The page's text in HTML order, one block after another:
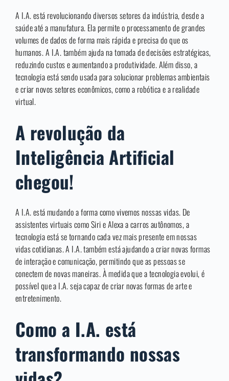
A I.A. está revolucionando diversos setores da indústria, desde a
saúde até a manufatura. Ela permite o processamento de grandes
volumes de dados de forma mais rápida e precisa do que os
humanos. A I.A. também ajuda na tomada de decisões estratégicas,
reduzindo custos e aumentando a produtividade. Além disso, a
tecnologia está sendo usada para solucionar problemas ambientais
e criar novos setores econômicos, como a robótica e a realidade
virtual.
A revolução da
Inteligência Artificial
chegou!
A I.A. está mudando a forma como vivemos nossas vidas. De
assistentes virtuais como Siri e Alexa a carros autônomos, a
tecnologia está se tornando cada vez mais presente em nossas
vidas cotidianas. A I.A. também está ajudando a criar novas formas
de interação e comunicação, permitindo que as pessoas se
conectem de novas maneiras. À medida que a tecnologia evolui, é
possível que a I.A. seja capaz de criar novas formas de arte e
entretenimento.
Como a I.A. está
transformando nossas